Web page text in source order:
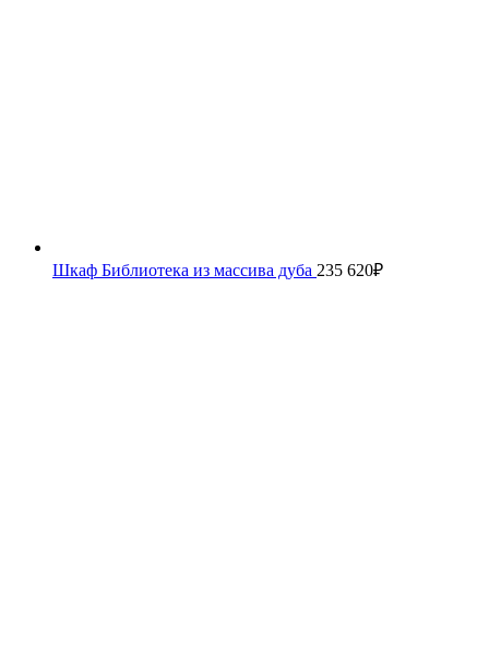
Шкаф Библиотека из массива дуба 235 620₽